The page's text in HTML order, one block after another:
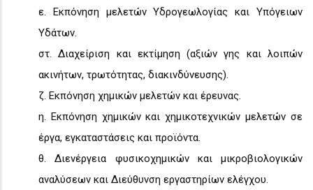
ε. Εκπόνηση μελετών Υδρογεωλογίας και Υπόγειων
Υδάτων.
στ. Διαχείριση και εκτίμηση (αξιών γης και λοιπών
ακινήτων, τρωτότητας, διακινδύνευσης).
ζ. Εκπόνηση χημικών μελετών και έρευνας.
η. Εκπόνηση χημικών και χημικοτεχνικών μελετών σε
έργα, εγκαταστάσεις και προϊόντα.
θ. Διενέργεια φυσικοχημικών και μικροβιολογικών
αναλύσεων και Διεύθυνση εργαστηρίων ελέγχου.